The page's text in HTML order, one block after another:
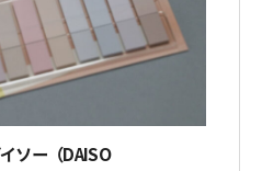
ソー（DAISO